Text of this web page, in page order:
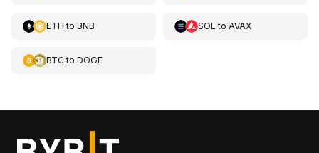
ETH to BNB SOL to AVAX
BTCto DOGE